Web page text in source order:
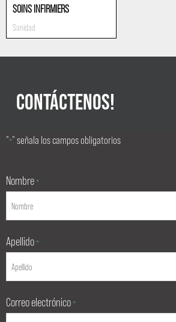
SOINS INFIRMIERS
Sanidad
CONTÁCTENOS!
"*" señala los campos obligatorios
Nombre *
Apellido *
Correo electrónico *